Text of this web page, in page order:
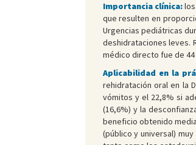
Importancia clínica:los
que resulten en
Urgencias pediátricas
deshidrataciones leves.
médico directo fue de 44
Aplicabilidad en la
rehidratación oral en la
vómitos y el 22,8% si
(16,6%) y la
beneficio obtenido
(público y universal)